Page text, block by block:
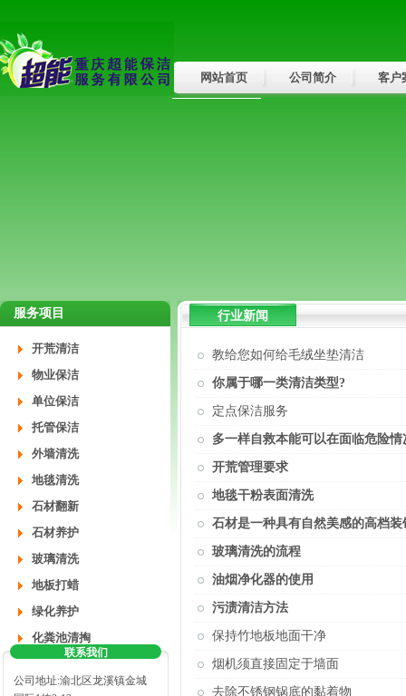
网站首页 公司简介 客户
行业新闻
教给您如何给毛绒坐垫清洁
你属于哪一类清洁类型?
定点保洁服务
多一样自救本能可以在面临危险
开荒管理要求
地毯干粉表面清洗
石材是一种具有自然美感的高档装
玻璃清洗的流程
油烟净化器的使用
污渍清洁方法
保持竹地板地面干净
烟机须直接固定于墙面
去除不锈钢锅底的黏着物
服务项目
开荒清洁
物业保洁
单位保洁
托管保洁
外墙清洗
地毯清洗
石材翻新
石材养护
玻璃清洗
地板打蜡
绿化养护
化粪池清掏
联系我们
公司地址:渝北区龙溪镇金城